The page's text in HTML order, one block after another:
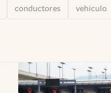
conductores vehiculo